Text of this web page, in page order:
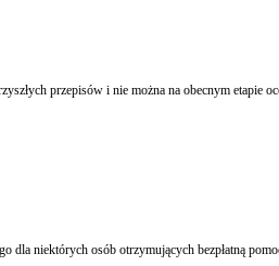
Trwają prace nad ustawą o nieodpłatnej pomocy prawnej, a równolegle następują zmiany w ustawie o podatku dochodowym od osób fizycznych, wprowadzające zwolnienie z podatku dochodowego